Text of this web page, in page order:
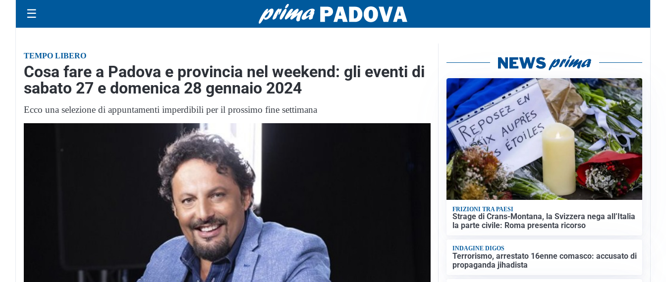
☰
TEMPO LIBERO
Cosa fare a Padova e provincia nel weekend: gli eventi di
sabato 27 e domenica 28 gennaio 2024
Ecco una selezione di appuntamenti imperdibili per il prossimo fine settimana
FRIZIONI TRA PAESI
Strage di Crans-Montana, la Svizzera nega all’Italia
la parte civile: Roma presenta ricorso
INDAGINE DIGOS
Terrorismo, arrestato 16enne comasco: accusato di
propaganda jihadista